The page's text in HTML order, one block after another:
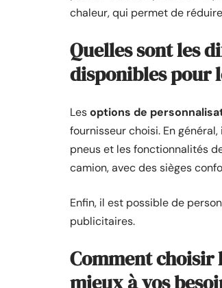
chaleur, qui permet de
Quelles sont les
disponibles pour
Lesoptions de
fournisseur choisi. En
pneus et les fonctionnalités
camion, avec des sièges
Enfin, il est possible de
publicitaires.
Comment choisir
mieux à vos